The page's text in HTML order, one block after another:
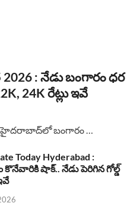
2026 : నేడు బంగారం ధర
24K రేట్లు ఇవే
హైదరాబాద్‌లో బంగారం …
Today Hyderabad :
కొనేవారికి షాక్.. నేడు పెరిగిన గోల్డ్